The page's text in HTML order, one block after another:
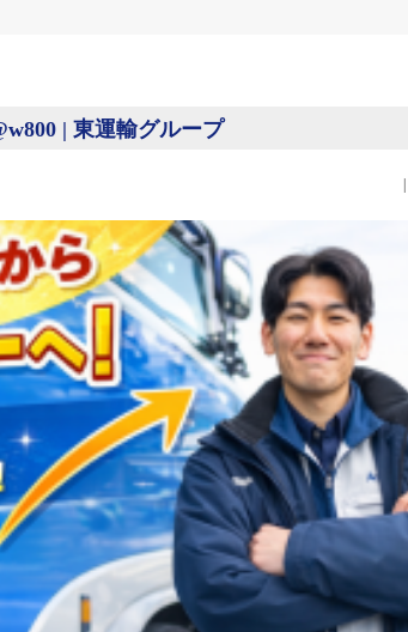
| 東運輸グループ